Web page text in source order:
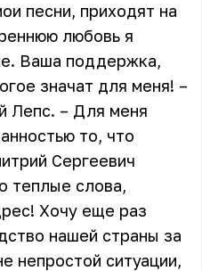
песни, приходят на
любовь я
Ваша поддержка,
значат для меня! –
Лепс. – Для меня
то, что
Сергеевич
теплые слова,
Хочу еще раз
нашей страны за
непростой ситуации,